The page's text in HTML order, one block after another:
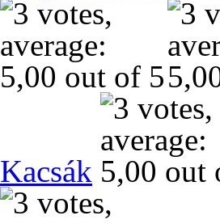
Kacsák